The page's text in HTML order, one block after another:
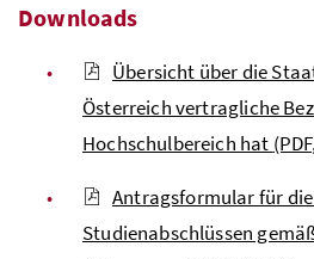
Downloads
Übersicht über die
Österreich vertragliche
Hochschulbereich hat
Antragsformular für
Studienabschlüssen